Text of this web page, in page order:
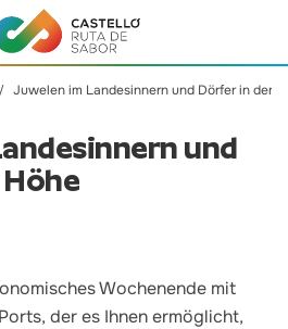
Juwelen im Landesinnern und Dörfer in der
und
Wochenende mit
der es Ihnen ermöglicht,